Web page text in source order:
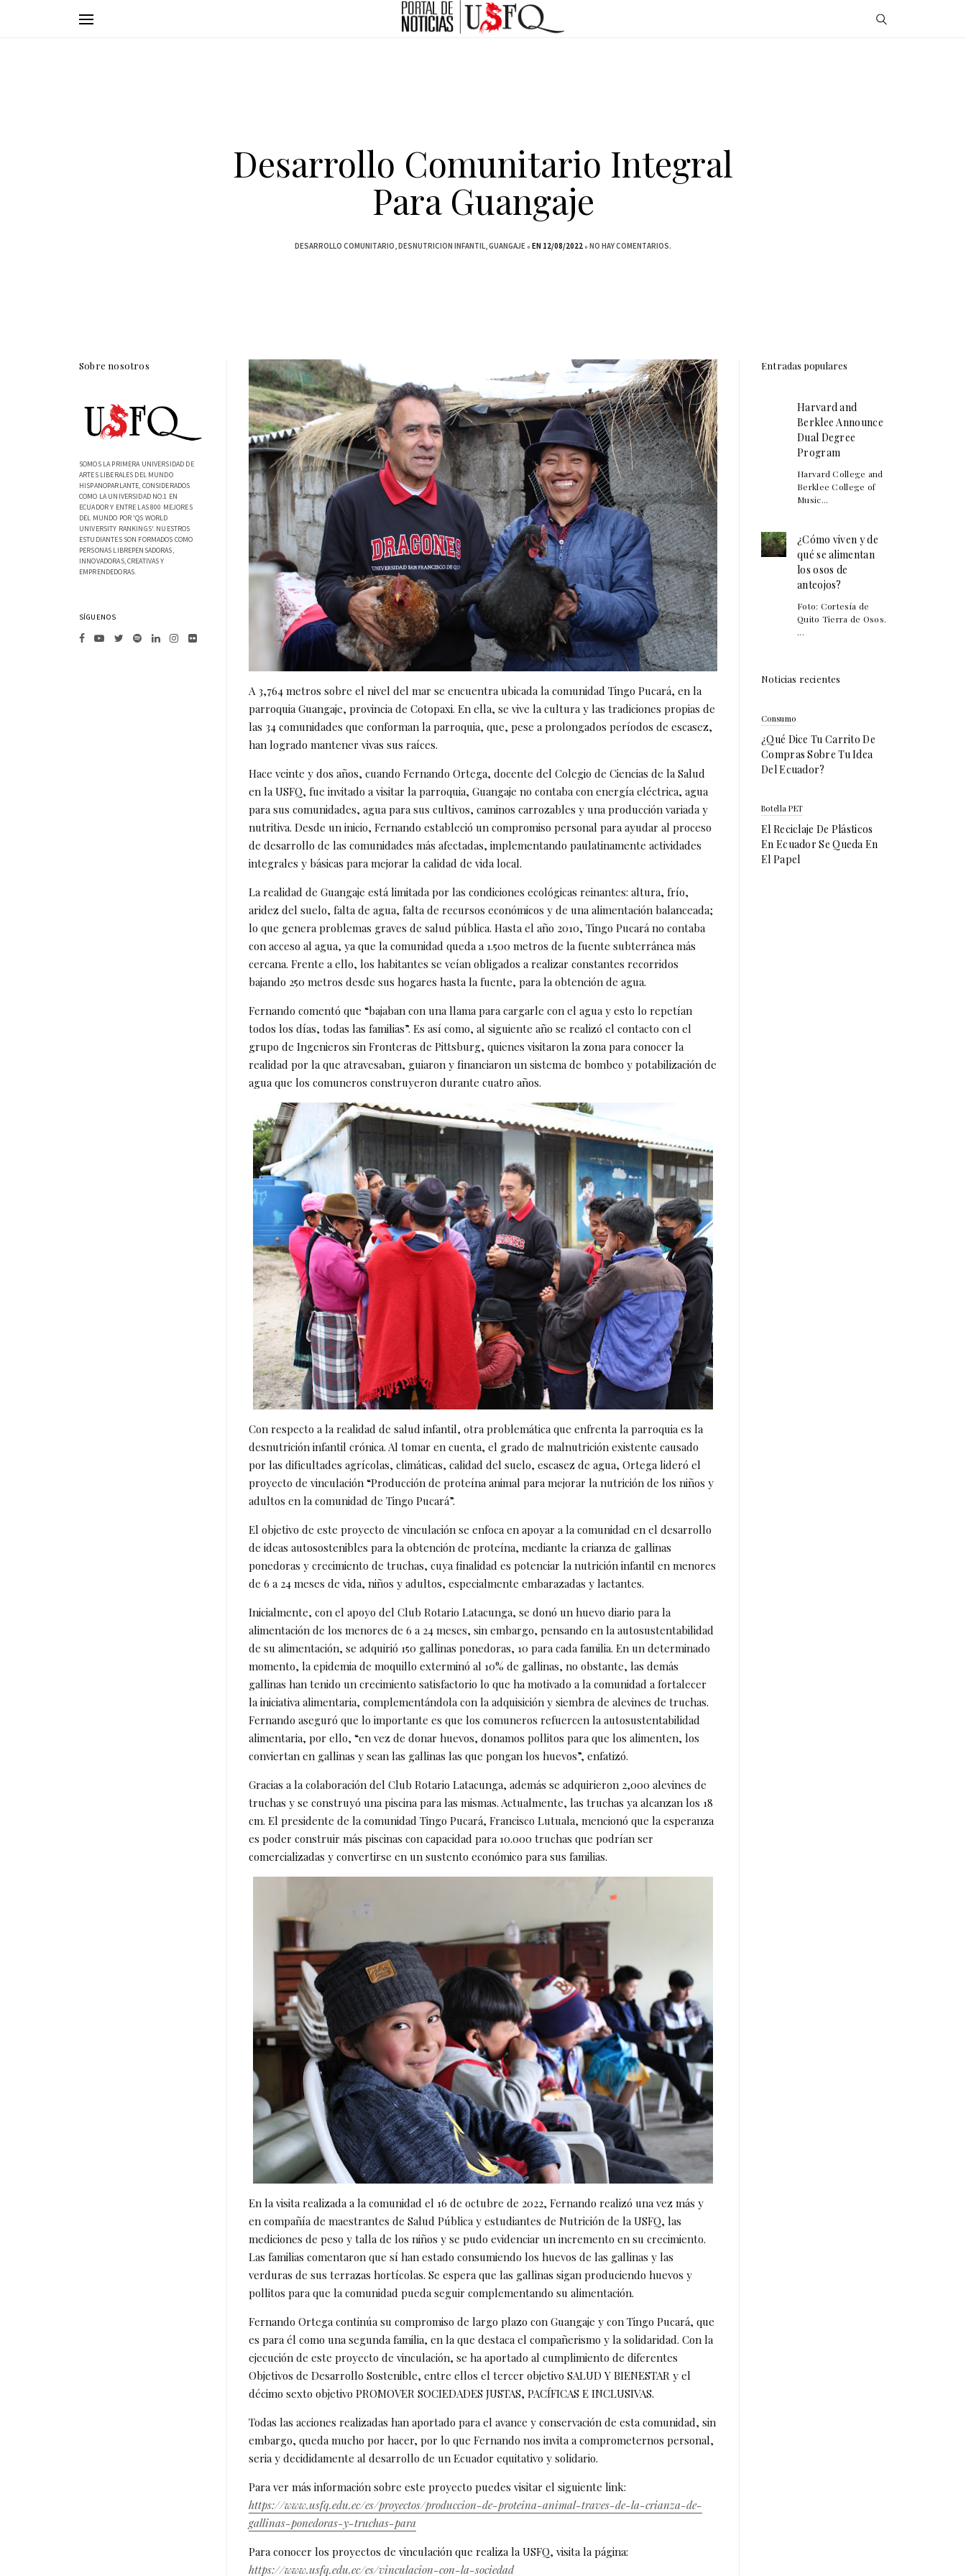
Desarrollo Comunitario Integral
Para Guangaje
DESARROLLO COMUNITARIO DESNUTRICION INFANTIL GUANGAJE EN 12/08/2022 NO HAY COMENTARIOS.
A 3,764 metros sobre el nivel del mar se encuentra ubicada la comunidad Tingo Pucará, en la
parroquia Guangaje, provincia de Cotopaxi. En ella, se vive la cultura y las tradiciones propias de
las 34 comunidades que conforman la parroquia, que, pese a prolongados períodos de escasez,
han logrado mantener vivas sus raíces.
Hace veinte y dos años, cuando Fernando Ortega, docente del Colegio de Ciencias de la Salud
en la USFQ, fue invitado a visitar la parroquia, Guangaje no contaba con energía eléctrica, agua
para sus comunidades, agua para sus cultivos, caminos carrozables y una producción variada y
nutritiva. Desde un inicio, Fernando estableció un compromiso personal para ayudar al proceso
de desarrollo de las comunidades más afectadas, implementando paulatinamente actividades
integrales y básicas para mejorar la calidad de vida local.
La realidad de Guangaje está limitada por las condiciones ecológicas reinantes: altura, frío,
aridez del suelo, falta de agua, falta de recursos económicos y de una alimentación balanceada;
lo que genera problemas graves de salud pública. Hasta el año 2010, Tingo Pucará no contaba
con acceso al agua, ya que la comunidad queda a 1.500 metros de la fuente subterránea más
cercana. Frente a ello, los habitantes se veían obligados a realizar constantes recorridos
bajando 250 metros desde sus hogares hasta la fuente, para la obtención de agua.
Fernando comentó que “bajaban con una llama para cargarle con el agua y esto lo repetían
todos los días, todas las familias”. Es así como, al siguiente año se realizó el contacto con el
grupo de Ingenieros sin Fronteras de Pittsburg, quienes visitaron la zona para conocer la
realidad por la que atravesaban, guiaron y financiaron un sistema de bombeo y potabilización de
agua que los comuneros construyeron durante cuatro años.
Con respecto a la realidad de salud infantil, otra problemática que enfrenta la parroquia es la
desnutrición infantil crónica. Al tomar en cuenta, el grado de malnutrición existente causado
por las dificultades agrícolas, climáticas, calidad del suelo, escasez de agua, Ortega lideró el
proyecto de vinculación “Producción de proteína animal para mejorar la nutrición de los niños y
adultos en la comunidad de Tingo Pucará”.
El objetivo de este proyecto de vinculación se enfoca en apoyar a la comunidad en el desarrollo
de ideas autosostenibles para la obtención de proteína, mediante la crianza de gallinas
ponedoras y crecimiento de truchas, cuya finalidad es potenciar la nutrición infantil en menores
de 6 a 24 meses de vida, niños y adultos, especialmente embarazadas y lactantes.
Inicialmente, con el apoyo del Club Rotario Latacunga, se donó un huevo diario para la
alimentación de los menores de 6 a 24 meses, sin embargo, pensando en la autosustentabilidad
de su alimentación, se adquirió 150 gallinas ponedoras, 10 para cada familia. En un determinado
momento, la epidemia de moquillo exterminó al 10% de gallinas, no obstante, las demás
gallinas han tenido un crecimiento satisfactorio lo que ha motivado a la comunidad a fortalecer
la iniciativa alimentaria, complementándola con la adquisición y siembra de alevines de truchas.
Fernando aseguró que lo importante es que los comuneros refuercen la autosustentabilidad
alimentaria, por ello, “en vez de donar huevos, donamos pollitos para que los alimenten, los
conviertan en gallinas y sean las gallinas las que pongan los huevos”, enfatizó.
Gracias a la colaboración del Club Rotario Latacunga, además se adquirieron 2,000 alevines de
truchas y se construyó una piscina para las mismas. Actualmente, las truchas ya alcanzan los 18
cm. El presidente de la comunidad Tingo Pucará, Francisco Lutuala, mencionó que la esperanza
es poder construir más piscinas con capacidad para 10.000 truchas que podrían ser
comercializadas y convertirse en un sustento económico para sus familias.
En la visita realizada a la comunidad el 16 de octubre de 2022, Fernando realizó una vez más y
en compañía de maestrantes de Salud Pública y estudiantes de Nutrición de la USFQ, las
mediciones de peso y talla de los niños y se pudo evidenciar un incremento en su crecimiento.
Las familias comentaron que sí han estado consumiendo los huevos de las gallinas y las
verduras de sus terrazas hortícolas. Se espera que las gallinas sigan produciendo huevos y
pollitos para que la comunidad pueda seguir complementando su alimentación.
Fernando Ortega continúa su compromiso de largo plazo con Guangaje y con Tingo Pucará, que
es para él como una segunda familia, en la que destaca el compañerismo y la solidaridad. Con la
ejecución de este proyecto de vinculación, se ha aportado al cumplimiento de diferentes
Objetivos de Desarrollo Sostenible, entre ellos el tercer objetivo SALUD Y BIENESTAR y el
décimo sexto objetivo PROMOVER SOCIEDADES JUSTAS, PACÍFICAS E INCLUSIVAS.
Todas las acciones realizadas han aportado para el avance y conservación de esta comunidad, sin
embargo, queda mucho por hacer, por lo que Fernando nos invita a comprometernos personal,
seria y decididamente al desarrollo de un Ecuador equitativo y solidario.
Para ver más información sobre este proyecto puedes visitar el siguiente link:
https://www.usfq.edu.ec/es/proyectos/produccion-de-proteina-animal-traves-de-la-crianza-de-
gallinas-ponedoras-y-truchas-para
Para conocer los proyectos de vinculación que realiza la USFQ, visita la página:
https://www.usfq.edu.ec/es/vinculacion-con-la-sociedad
Sobre nosotros
SOMOS LA PRIMERA UNIVERSIDAD DE
ARTES LIBERALES DEL MUNDO
HISPANOPARLANTE, CONSIDERADOS
COMO LA UNIVERSIDAD NO.1 EN
ECUADOR Y ENTRE LAS 800 MEJORES
DEL MUNDO POR 'QS WORLD
UNIVERSITY RANKINGS'. NUESTROS
ESTUDIANTES SON FORMADOS COMO
PERSONAS LIBREPENSADORAS,
INNOVADORAS, CREATIVAS Y
EMPRENDEDORAS.
SÍGUENOS
Entradas populares
Harvard and
Berklee Announce
Dual Degree
Program
Harvard College and
Berklee College of
Music...
¿Cómo viven y de
qué se alimentan
los osos de
anteojos?
Foto: Cortesía de
Quito Tierra de Osos.
...
Noticias recientes
Consumo
¿Qué Dice Tu Carrito De
Compras Sobre Tu Idea
Del Ecuador?
Botella PET
El Reciclaje De Plásticos
En Ecuador Se Queda En
El Papel